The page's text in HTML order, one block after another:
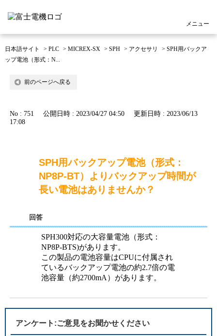
メニュー
日本語サイト > PLC > MICREX-SX > SPH > アクセサリ > SPH用バックア
ップ電池（形式：N...
前のページへ戻る
No : 751 公開日時 : 2023/04/27 04:50
更新日時 : 2023/06/13
17:08
SPH用バックアップ電池（形式：
NP8P-BT）よりバックアップ時間が
長い電池はありませんか？
回答
SPH300対応の大容量電池（形式：
NP8P-BTS)があります。
この製品の電池容量はCPUに付属され
ているバックアップ電池の約2.7倍の電
池容量（約2700mA）があります。
アンケート:ご意見をお聞かせください